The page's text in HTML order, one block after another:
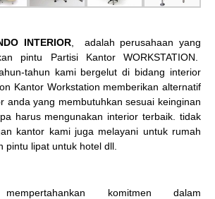
INTERIOR, adalah perusahaan yang
pintu Partisi Kantor WORKSTATION.
tahun kami bergelut di bidang interior
Kantor Workstation memberikan alternatif
anda yang membutuhkan sesuai keinginan
harus mengunakan interior terbaik. tidak
kantor kami juga melayani untuk rumah
pintu lipat untuk hotel dll.
komitmen dalam